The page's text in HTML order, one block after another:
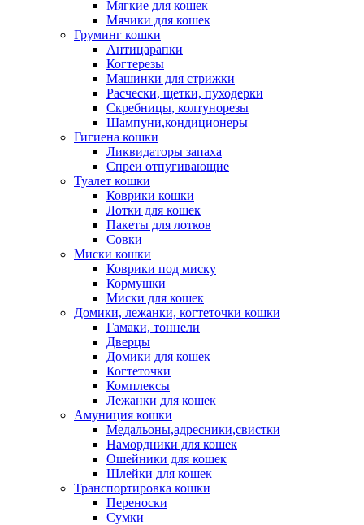
Мягкие для кошек
Мячики для кошек
Груминг кошки
Антицарапки
Когтерезы
Машинки для стрижки
Расчески, щетки, пуходерки
Скребницы, колтунорезы
Шампуни,кондиционеры
Гигиена кошки
Ликвидаторы запаха
Спреи отпугивающие
Туалет кошки
Коврики кошки
Лотки для кошек
Пакеты для лотков
Совки
Миски кошки
Коврики под миску
Кормушки
Миски для кошек
Домики, лежанки, когтеточки кошки
Гамаки, тоннели
Дверцы
Домики для кошек
Когтеточки
Комплексы
Лежанки для кошек
Амуниция кошки
Медальоны,адресники,свистки
Намордники для кошек
Ошейники для кошек
Шлейки для кошек
Транспортировка кошки
Переноски
Сумки